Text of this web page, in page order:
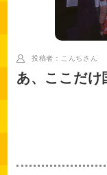
投稿者：こんち さん
あ、ここだけ